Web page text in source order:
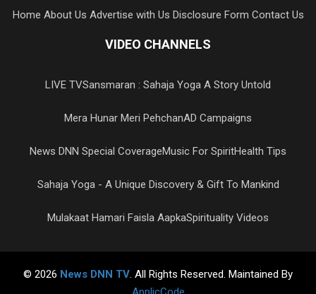
Home About Us Advertise with Us Disclosure Form Contact Us
VIDEO CHANNELS
LIVE TVSansmaran : Sahaja Yoga A Story Untold
Mera Hunar Meri PehchanAD Campaigns
News DNN Special CoverageMusic For SpiritHealth Tips
Sahaja Yoga - A Unique Discovery & Gift To Mankind
Mulakaat Hamari Faisla AapkaSpirituality Videos
© 2026 News DNN TV. All Rights Reserved. Maintained By